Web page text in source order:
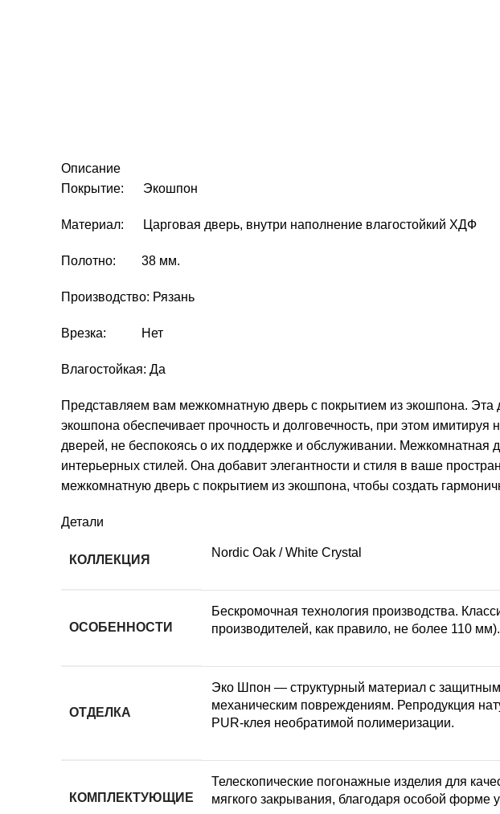
Описание
Покрытие: Экошпон
Материал: Царговая дверь, внутри наполнение влагостойкий ХДФ
Полотно: 38 мм.
Производство: Рязань
Врезка: Нет
Влагостойкая: Да
Представляем вам межкомнатную дверь с покрытием из экошпона.
экошпона обеспечивает прочность и долговечность, при этом
дверей, не беспокоясь о их поддержке и обслуживании. Межкомнатная
интерьерных стилей. Она добавит элегантности и стиля в ваше
межкомнатную дверь с покрытием из экошпона, чтобы создать
Детали
КОЛЛЕКЦИЯ
Nordic Oak / White Сrystal
ОСОБЕННОСТИ
Бескромочная технология производства.
производителей, как правило, не более 110
ОТДЕЛКА
Эко Шпон — структурный материал с
механическим повреждениям. Репродукция
PUR-клея необратимой полимеризации.
КОМПЛЕКТУЮЩИЕ
Телескопические погонажные изделия для
мягкого закрывания, благодаря особой форме